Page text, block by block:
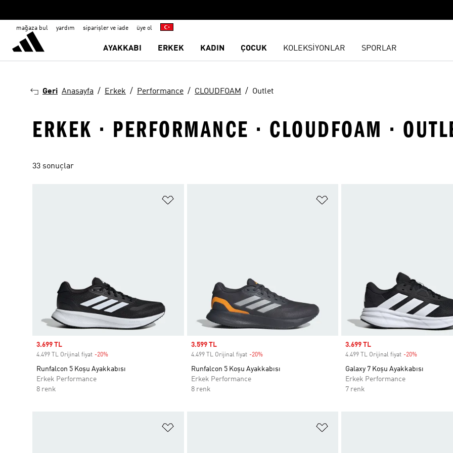
mağaza bul yardım siparişler ve iade üye ol
AYAKKABI ERKEK KADIN ÇOCUK KOLEKSİYONLAR SPORLAR
Geri Anasayfa Erkek Performance CLOUDFOAM Outlet
ERKEK · PERFORMANCE · CLOUDFOAM ·
33 sonuçlar
Sale price
3.699 TL
4.499 TL Orijinal fiyat -20%
Runfalcon 5 Koşu Ayakkabısı
Erkek Performance
8 renk
Sale price
3.599 TL
4.499 TL Orijinal fiyat -20%Discount
Runfalcon 5 Koşu Ayakkabısı
Erkek Performance
8 renk
Sale price
3.699 TL
4.499 TL Orijinal fiyat -20%
Galaxy 7 Koşu Ayakkabısı
Erkek Performance
7 renk